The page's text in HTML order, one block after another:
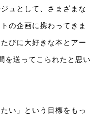
ュとして、さまざまな
の企画に携わってきま
びに大好きな本とアー
を送ってこられたと思い
い」という目標をもっ